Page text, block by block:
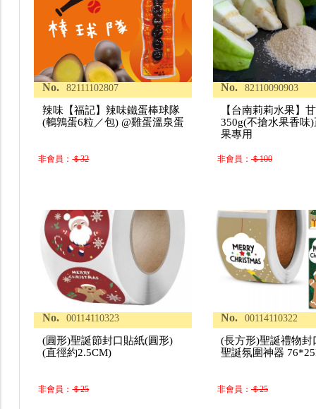
No. 82111102807
辣味【福記】辣味鐵蛋棒球隊
(鵪鶉蛋6粒／包) @雞蛋溫泉蛋
非會員：＄32
No. 82110090903
【台南莉莉水果】
350g(不搶水果香味
果專用
非會員： ＄100
No. 00114110323
(圓形)聖誕節封口貼紙(圓形)
(直徑約2.5CM)
非會員：＄25
No. 00114110322
(長方形)聖誕禮物封
聖誕氛圍神器
非會員： ＄25